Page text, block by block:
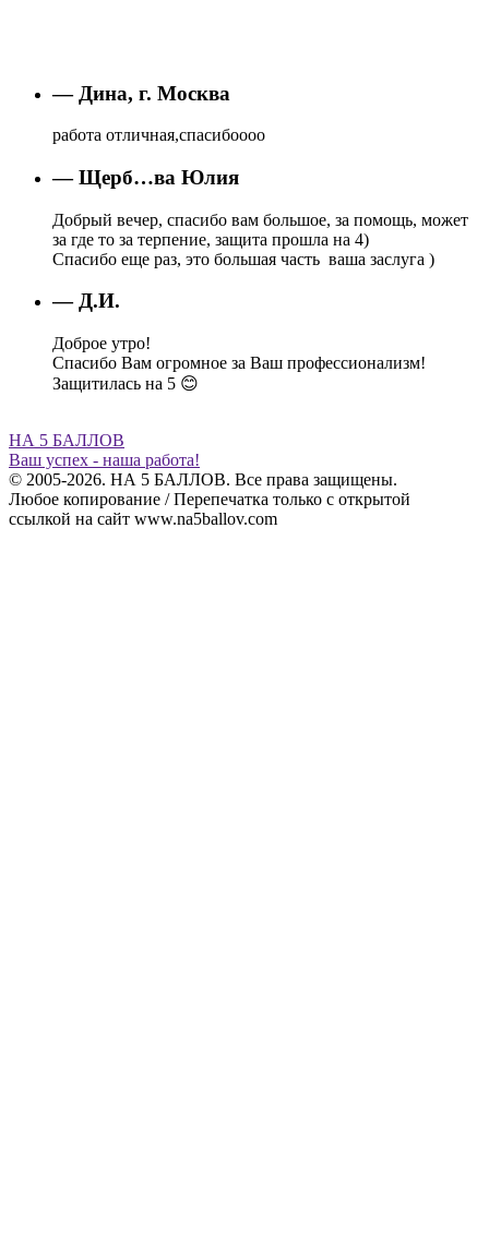
— Дина, г. Москва
работа отличная,спасибоооо
— Щерб…ва Юлия
Добрый вечер, спасибо вам большое, за помощь, может
за где то за терпение, защита прошла на 4)
Спасибо еще раз, это большая часть ваша заслуга )
— Д.И.
Доброе утро!
Спасибо Вам огромное за Ваш профессионализм!
Защитилась на 5 😊
НА 5 БАЛЛОВ
Ваш успех - наша работа!
© 2005-2026. НА 5 БАЛЛОВ. Все права защищены.
Любое копирование / Перепечатка только с открытой
ссылкой на сайт www.na5ballov.com